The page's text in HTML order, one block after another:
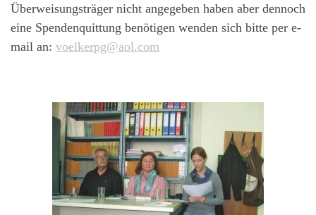
Überweisungsträger nicht angegeben haben aber dennoch
eine Spendenquittung benötigen wenden sich bitte per e-
mail an: voelkerpg@aol.com